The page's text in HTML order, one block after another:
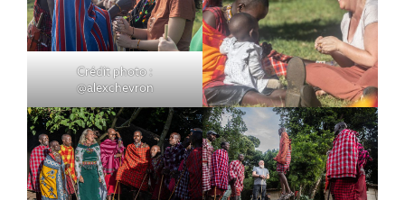
Crédit photo :
@alexchevron